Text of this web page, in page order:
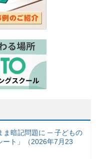
ま暗記問題に ─ 子どもの
ート」（2026年7月23